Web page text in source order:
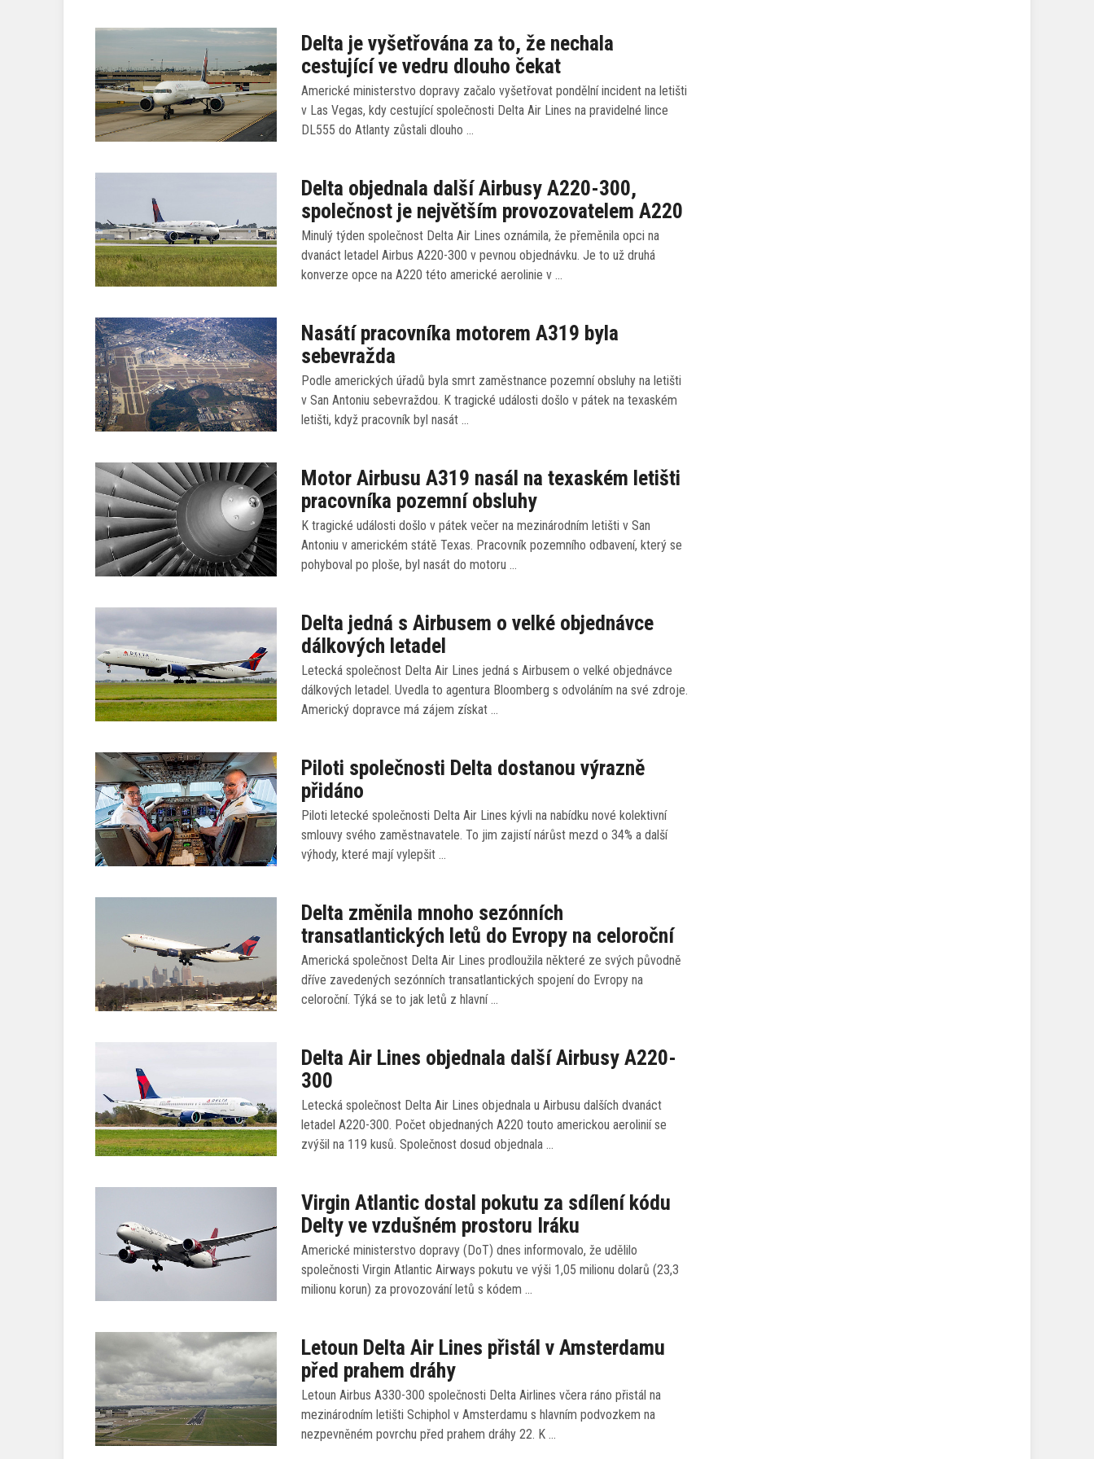
Delta je vyšetřována za to, že nechala
cestující ve vedru dlouho čekat
Americké ministerstvo dopravy začalo vyšetřovat pondělní incident na letišti
v Las Vegas, kdy cestující společnosti Delta Air Lines na pravidelné lince
DL555 do Atlanty zůstali dlouho …
Delta objednala další Airbusy A220-300,
společnost je největším provozovatelem A220
Minulý týden společnost Delta Air Lines oznámila, že přeměnila opci na
dvanáct letadel Airbus A220-300 v pevnou objednávku. Je to už druhá
konverze opce na A220 této americké aerolinie v …
Nasátí pracovníka motorem A319 byla
sebevražda
Podle amerických úřadů byla smrt zaměstnance pozemní obsluhy na letišti
v San Antoniu sebevraždou. K tragické události došlo v pátek na texaském
letišti, když pracovník byl nasát …
Motor Airbusu A319 nasál na texaském letišti
pracovníka pozemní obsluhy
K tragické události došlo v pátek večer na mezinárodním letišti v San
Antoniu v americkém státě Texas. Pracovník pozemního odbavení, který se
pohyboval po ploše, byl nasát do motoru …
Delta jedná s Airbusem o velké objednávce
dálkových letadel
Letecká společnost Delta Air Lines jedná s Airbusem o velké objednávce
dálkových letadel. Uvedla to agentura Bloomberg s odvoláním na své zdroje.
Americký dopravce má zájem získat …
Piloti společnosti Delta dostanou výrazně
přidáno
Piloti letecké společnosti Delta Air Lines kývli na nabídku nové kolektivní
smlouvy svého zaměstnavatele. To jim zajistí nárůst mezd o 34% a další
výhody, které mají vylepšit …
Delta změnila mnoho sezónních
transatlantických letů do Evropy na celoroční
Americká společnost Delta Air Lines prodloužila některé ze svých původně
dříve zavedených sezónních transatlantických spojení do Evropy na
celoroční. Týká se to jak letů z hlavní …
Delta Air Lines objednala další Airbusy A220-
300
Letecká společnost Delta Air Lines objednala u Airbusu dalších dvanáct
letadel A220-300. Počet objednaných A220 touto americkou aerolinií se
zvýšil na 119 kusů. Společnost dosud objednala …
Virgin Atlantic dostal pokutu za sdílení kódu
Delty ve vzdušném prostoru Iráku
Americké ministerstvo dopravy (DoT) dnes informovalo, že udělilo
společnosti Virgin Atlantic Airways pokutu ve výši 1,05 milionu dolarů (23,3
milionu korun) za provozování letů s kódem …
Letoun Delta Air Lines přistál v Amsterdamu
před prahem dráhy
Letoun Airbus A330-300 společnosti Delta Airlines včera ráno přistál na
mezinárodním letišti Schiphol v Amsterdamu s hlavním podvozkem na
nezpevněném povrchu před prahem dráhy 22. K …